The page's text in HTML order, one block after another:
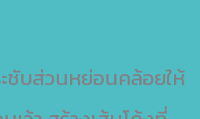
ชับส่วนหย่อนคล้อยให้